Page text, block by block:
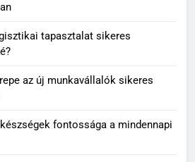
tapasztalat sikeres
az új munkavállalók sikeres
fontossága a mindennapi